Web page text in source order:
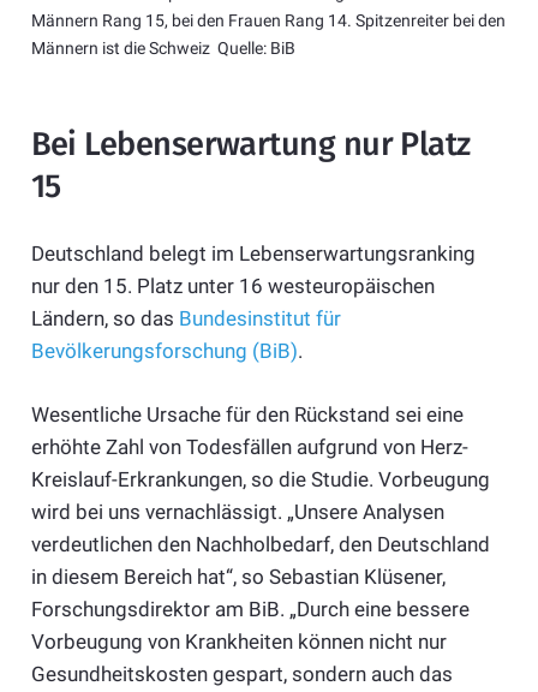
Männern Rang 15, bei den Frauen Rang 14. Spitzenreiter bei den
Männern ist die Schweiz Quelle: BiB
Bei Lebenserwartung nur Platz
15
Deutschland belegt im Lebenserwartungsranking
nur den 15. Platz unter 16 westeuropäischen
Ländern, so das Bundesinstitut für
Bevölkerungsforschung (BiB).
Wesentliche Ursache für den Rückstand sei eine
erhöhte Zahl von Todesfällen aufgrund von Herz-
Kreislauf-Erkrankungen, so die Studie. Vorbeugung
wird bei uns vernachlässigt. „Unsere Analysen
verdeutlichen den Nachholbedarf, den Deutschland
in diesem Bereich hat“, so Sebastian Klüsener,
Forschungsdirektor am BiB. „Durch eine bessere
Vorbeugung von Krankheiten können nicht nur
Gesundheitskosten gespart, sondern auch das